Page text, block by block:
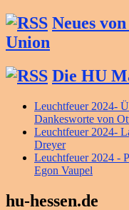
Neues
Union
Die HU
Leuchtfeuer 2024-
Dankesworte von
Leuchtfeuer 2024-
Dreyer
Leuchtfeuer 2024 -
Egon Vaupel
hu-hessen.de